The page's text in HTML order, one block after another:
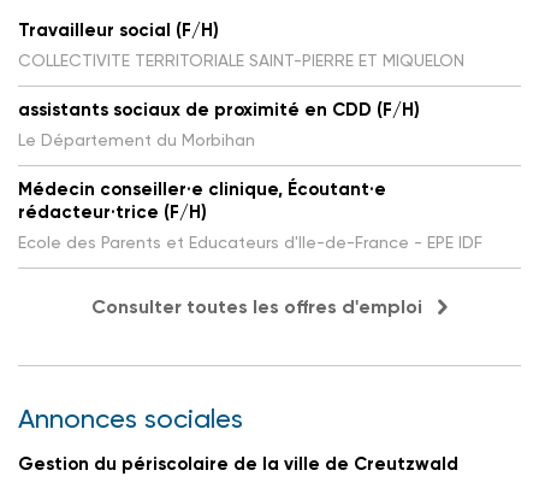
Travailleur social (F/H)
COLLECTIVITE TERRITORIALE SAINT-PIERRE ET MIQUELON
assistants sociaux de proximité en CDD (F/H)
Le Département du Morbihan
Médecin conseiller·e clinique, Écoutant·e
rédacteur·trice (F/H)
Ecole des Parents et Educateurs d'Ile-de-France - EPE IDF
Consulter toutes les offres d'emploi
Annonces sociales
Gestion du périscolaire de la ville de Creutzwald